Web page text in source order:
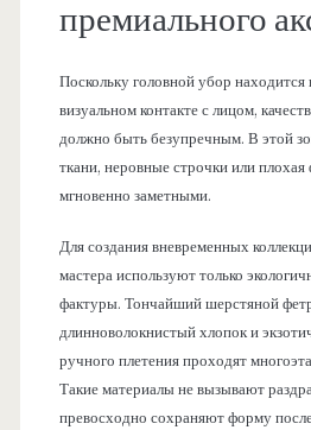
премиального
Поскольку головной убор находится
визуальном контакте с лицом,
должно быть безупречным. В этой
ткани, неровные строчки или плохая
мгновенно заметными.
Для создания вневременных
мастера используют только
фактуры. Тончайший шерстяной
длинноволокнистый хлопок и
ручного плетения проходят
Такие материалы не вызывают
превосходно сохраняют форму